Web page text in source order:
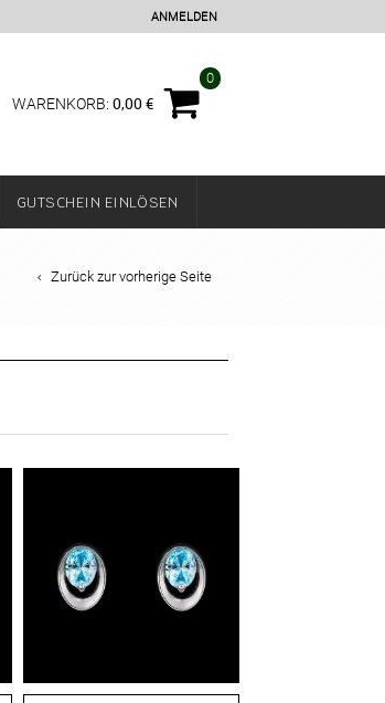
ANMELDEN
0
WARENKORB: 0,00€
GUTSCHEIN EINLÖSEN
Zurück zur vorherige Seite